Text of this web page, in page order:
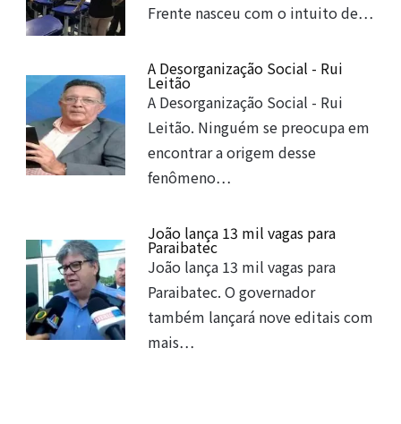
Frente nasceu com o intuito de…
A Desorganização Social - Rui
Leitão
A Desorganização Social - Rui
Leitão. Ninguém se preocupa em
encontrar a origem desse
fenômeno…
João lança 13 mil vagas para
Paraibatec
João lança 13 mil vagas para
Paraibatec. O governador
também lançará nove editais com
mais…